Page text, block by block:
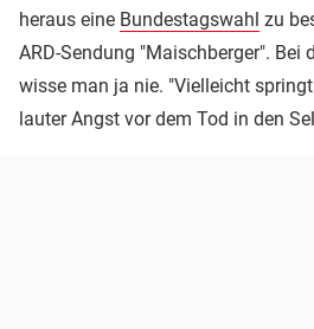
heraus eine Bundestagswahl zu
ARD-Sendung "Maischberger". Bei
wisse man ja nie. "Vielleicht
lauter Angst vor dem Tod in den